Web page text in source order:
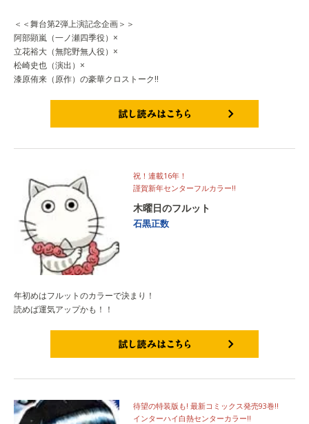
＜＜舞台第2弾上演記念企画＞＞
阿部顕嵐（一ノ瀬四季役）×
立花裕大（無陀野無人役）×
松崎史也（演出）×
漆原侑来（原作）の豪華クロストーク‼
祝！連載16年！
謹賀新年センターフルカラー‼
木曜日のフルット
石黒正数
年初めはフルットのカラーで決まり！
読めば運気アップかも！！
待望の特装版も! 最新コミックス発売93巻‼
インターハイ白熱センターカラー!!